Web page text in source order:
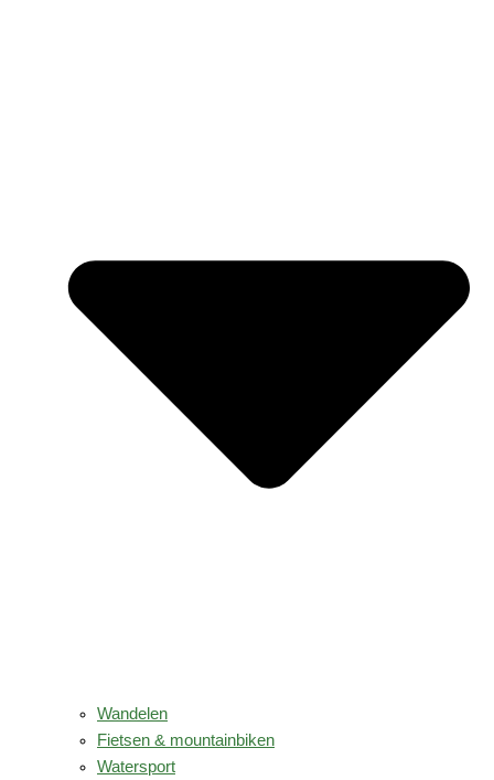
Wandelen
Fietsen & mountainbiken
Watersport